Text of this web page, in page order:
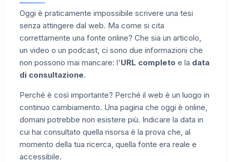
Oggi è praticamente impossibile scrivere una tesi
senza attingere dal web. Ma come si cita
correttamente una fonte online? Che sia un articolo,
un video o un podcast, ci sono due informazioni che
non possono mai mancare: l'URL completo e la data
di consultazione.
Perché è così importante? Perché il web è un luogo in
continuo cambiamento. Una pagina che oggi è online,
domani potrebbe non esistere più. Indicare la data in
cui hai consultato quella risorsa è la prova che, al
momento della tua ricerca, quella fonte era reale e
accessibile.